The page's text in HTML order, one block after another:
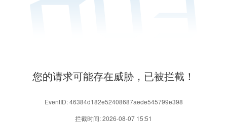
您的请求可能存在威胁，已被拦截！
EventID: 46384d182e52408687aede545799e398
拦截时间: 2026-08-07 15:51